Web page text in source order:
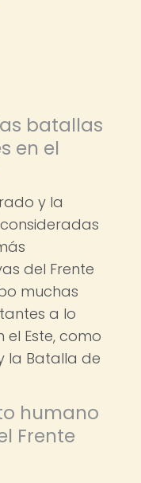
batallas
en el
y la
del Frente
muchas
a lo
Este, como
la Batalla de
humano
Frente